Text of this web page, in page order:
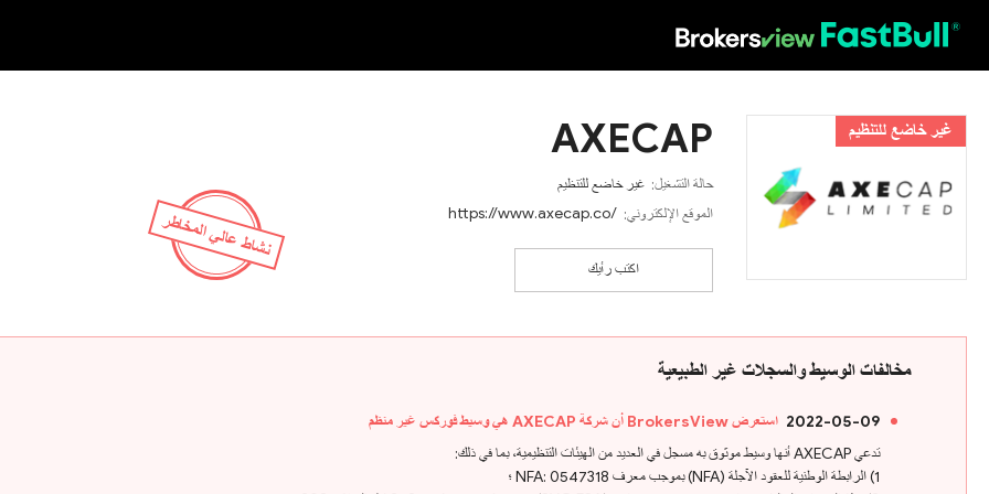
غير خاضع للتنظيم AXECAP
حالة التشغيل: غير خاضع للتنظيم
الموقع الإلكتروني: https://www.axecap.co/
اكتب رأيك
نشاط عالي المخاطر
مخالفات الوسيط والسجلات غير الطبيعية
2022-05-09 استعرض BrokersView أن شركة AXECAP هي وسيط فوركس غير منظم
تدعي AXECAP أنها وسيط موثوق به مسجل في العديد من الهيئات التنظيمية، بما في ذلك:
1) الرابطة الوطنية للعقود الآجلة (NFA) بموجب معرف NFA: 0547318 ؛